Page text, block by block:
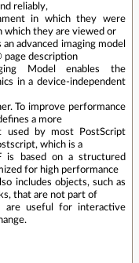
reliably,
in which they were
which they are viewed or
advanced imaging model
description
Model enables the
in a device-independent
To improve performance
a more
used by most PostScript
which is a
is based on a structured
for high performance
includes objects, such as
that are not part of
useful for interactive